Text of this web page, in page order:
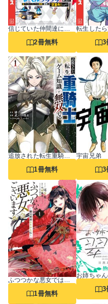
信じていた仲間達にダンジョン奥地で殺されかけたがギフト『無限ガチャ』でレベル9999の仲間達を手に入れて元パーティーメンバーと世界に復讐＆『ざまぁ！』します！
2冊無料 3
追放された転生重騎士はゲーム知識で無双する
1冊無料
宇宙兄弟
3
ふつつかな悪女ではございますが ～雛宮蝶鼠とりかえ伝～
1冊無料
お姉ちゃ
3